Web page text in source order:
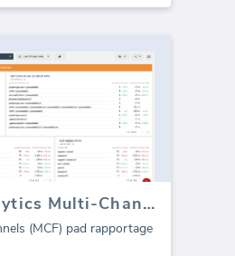
Google Analytics Multi-Channel Funnels Paden
(MCF) pad rapportage